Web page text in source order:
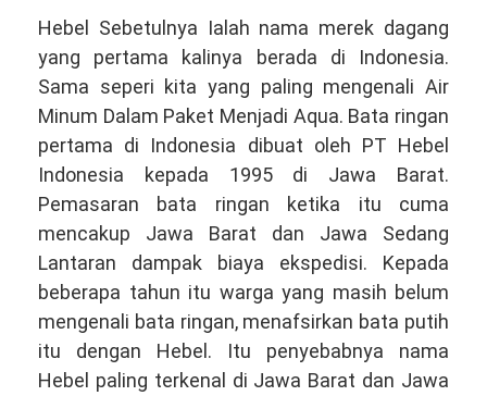
Hebel Sebetulnya Ialah nama merek dagang
yang pertama kalinya berada di Indonesia.
Sama seperi kita yang paling mengenali Air
Minum Dalam Paket Menjadi Aqua. Bata ringan
pertama di Indonesia dibuat oleh PT Hebel
Indonesia kepada 1995 di Jawa Barat.
Pemasaran bata ringan ketika itu cuma
mencakup Jawa Barat dan Jawa Sedang
Lantaran dampak biaya ekspedisi. Kepada
beberapa tahun itu warga yang masih belum
mengenali bata ringan, menafsirkan bata putih
itu dengan Hebel. Itu penyebabnya nama
Hebel paling terkenal di Jawa Barat dan Jawa